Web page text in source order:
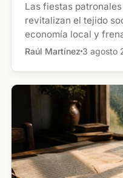
Las fiestas
revitalizan el tejido
economía local y
Raúl Martínez 3 agosto